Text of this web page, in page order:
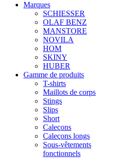
Marques
SCHIESSER
OLAF BENZ
MANSTORE
NOVILA
HOM
SKINY
HUBER
Gamme de produits
T-shirts
Maillots de corps
Stings
Slips
Short
Caleçons
Caleçons longs
Sous-vêtements
fonctionnels